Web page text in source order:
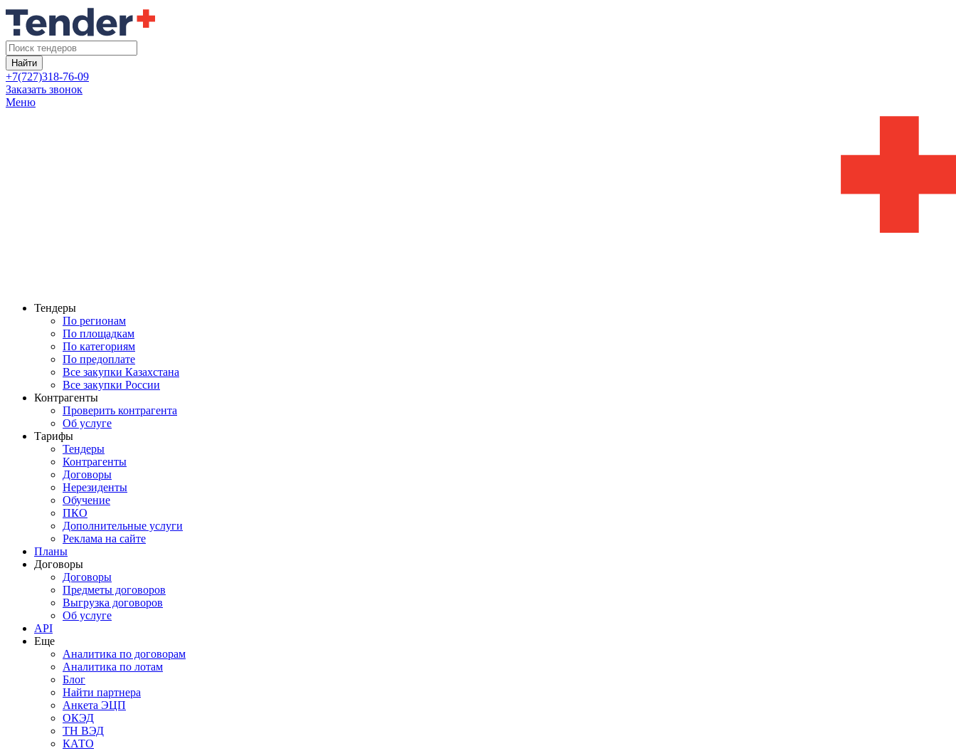
Найти
+7(727)318-76-09
Заказать звонок
Меню
Тендеры
По регионам
По площадкам
По категориям
По предоплате
Все закупки Казахстана
Все закупки России
Контрагенты
Проверить контрагента
Об услуге
Тарифы
Тендеры
Контрагенты
Договоры
Нерезиденты
Обучение
ПКО
Дополнительные услуги
Реклама на сайте
Планы
Договоры
Договоры
Предметы договоров
Выгрузка договоров
Об услуге
API
Еще
Аналитика по договорам
Аналитика по лотам
Блог
Найти партнера
Анкета ЭЦП
ОКЭД
ТН ВЭД
КАТО